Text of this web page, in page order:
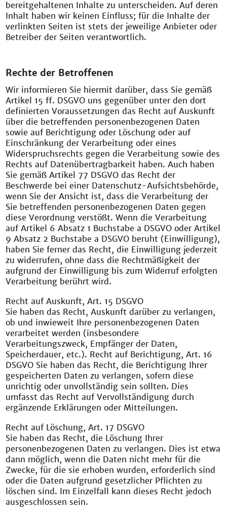
bereitgehaltenen Inhalte zu unterscheiden. Auf deren
Inhalt haben wir keinen Einfluss; für die Inhalte der
verlinkten Seiten ist stets der jeweilige Anbieter oder
Betreiber der Seiten verantwortlich.
Rechte der Betroffenen
Wir informieren Sie hiermit darüber, dass Sie gemäß
Artikel 15 ff. DSGVO uns gegenüber unter den dort
definierten Voraussetzungen das Recht auf Auskunft
über die betreffenden personenbezogenen Daten
sowie auf Berichtigung oder Löschung oder auf
Einschränkung der Verarbeitung oder eines
Widerspruchsrechts gegen die Verarbeitung sowie des
Rechts auf Datenübertragbarkeit haben. Auch haben
Sie gemäß Artikel 77 DSGVO das Recht der
Beschwerde bei einer Datenschutz-Aufsichtsbehörde,
wenn Sie der Ansicht ist, dass die Verarbeitung der
Sie betreffenden personenbezogenen Daten gegen
diese Verordnung verstößt. Wenn die Verarbeitung
auf Artikel 6 Absatz 1 Buchstabe a DSGVO oder Artikel
9 Absatz 2 Buchstabe a DSGVO beruht (Einwilligung),
haben Sie ferner das Recht, die Einwilligung jederzeit
zu widerrufen, ohne dass die Rechtmäßigkeit der
aufgrund der Einwilligung bis zum Widerruf erfolgten
Verarbeitung berührt wird.
Recht auf Auskunft, Art. 15 DSGVO
Sie haben das Recht, Auskunft darüber zu verlangen,
ob und inwieweit Ihre personenbezogenen Daten
verarbeitet werden (insbesondere
Verarbeitungszweck, Empfänger der Daten,
Speicherdauer, etc.). Recht auf Berichtigung, Art. 16
DSGVO Sie haben das Recht, die Berichtigung Ihrer
gespeicherten Daten zu verlangen, sofern diese
unrichtig oder unvollständig sein sollten. Dies
umfasst das Recht auf Vervollständigung durch
ergänzende Erklärungen oder Mitteilungen.
Recht auf Löschung, Art. 17 DSGVO
Sie haben das Recht, die Löschung Ihrer
personenbezogenen Daten zu verlangen. Dies ist etwa
dann möglich, wenn die Daten nicht mehr für die
Zwecke, für die sie erhoben wurden, erforderlich sind
oder die Daten aufgrund gesetzlicher Pflichten zu
löschen sind. Im Einzelfall kann dieses Recht jedoch
ausgeschlossen sein.